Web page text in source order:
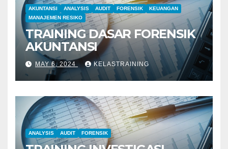
AKUNTANSI ANALYSIS AUDIT FORENSIK
KEUANGAN
MANAJEMEN RESIKO
TRAINING DASAR FORENSIK
AKUNTANSI
MAY 6, 2024 KELASTRAINING
ANALYSIS AUDIT FORENSIK